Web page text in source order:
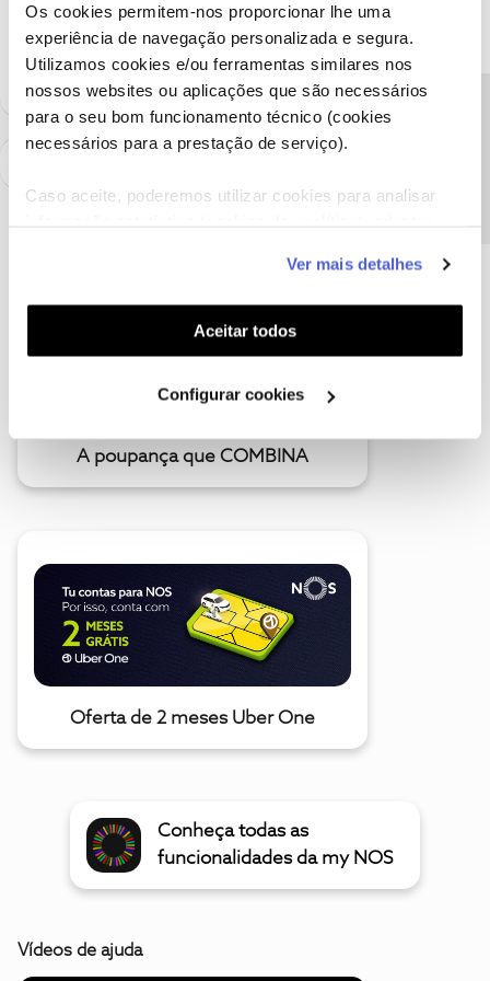
Os cookies permitem-nos proporcionar lhe uma
experiência de navegação personalizada e segura.
Utilizamos cookies e/ou ferramentas similares nos
nossos websites ou aplicações que são necessários
para o seu bom funcionamento técnico (cookies
necessários para a prestação de serviço).
Caso aceite, poderemos utilizar cookies para analisar
funcionalidades (cookies de personalização e
funcionalidade) e adaptar anúncios aos seus interesses
(cookies de publicidade personalizada). Pode gerir a
utilização dos cookies clicando em "Configurar
Ver mais detalhes
Aceitar todos
Configurar cookies
Ajude a comunidade a encontrar informação relevante. Marque
como "Melhor Resposta" e faça "Like" nos melhores comentários.
A poupança que COMBINA
Oferta de 2 meses Uber One
Conheça todas as
funcionalidades da my NOS
Vídeos de ajuda